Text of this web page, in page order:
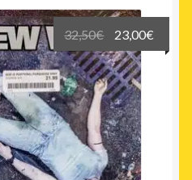
32,50€
Le
prix
initial
était :
32,50€.
23,00€
prix